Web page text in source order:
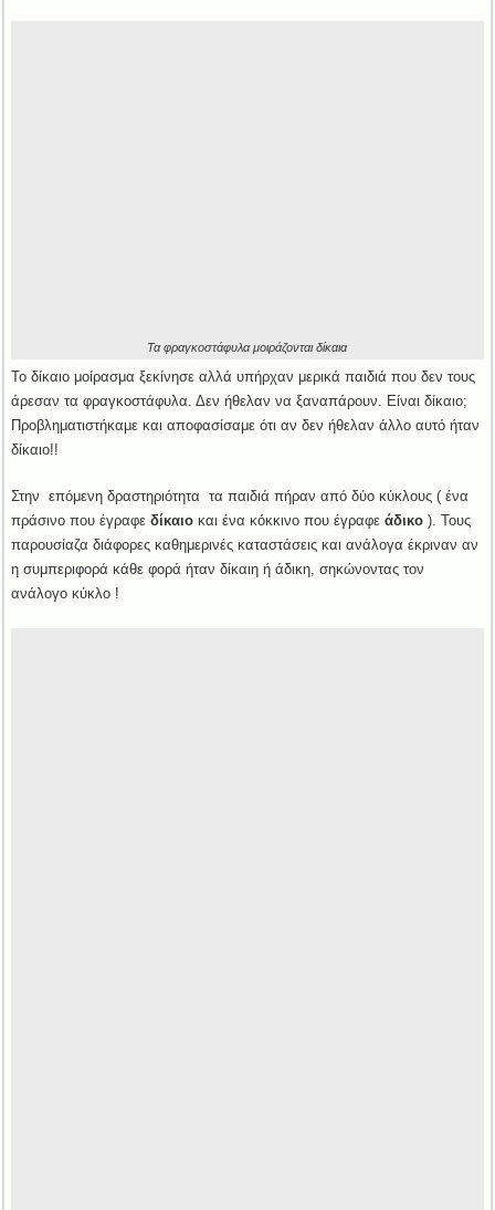
Τα φραγκοστάφυλα μοιράζονται δίκαια
Το δίκαιο μοίρασμα ξεκίνησε αλλά υπήρχαν μερικά παιδιά που δεν τους
άρεσαν τα φραγκοστάφυλα. Δεν ήθελαν να ξαναπάρουν. Είναι δίκαιο;
Προβληματιστήκαμε και αποφασίσαμε ότι αν δεν ήθελαν άλλο αυτό ήταν
δίκαιο!!
Στην επόμενη δραστηριότητα τα παιδιά πήραν από δύο κύκλους ( ένα
πράσινο που έγραφεδίκαιο και ένα κόκκινο που έγραφεάδικο ). Τους
παρουσίαζα διάφορες καθημερινές καταστάσεις και ανάλογα έκριναν αν
η συμπεριφορά κάθε φορά ήταν δίκαιη ή άδικη, σηκώνοντας τον
ανάλογο κύκλο !